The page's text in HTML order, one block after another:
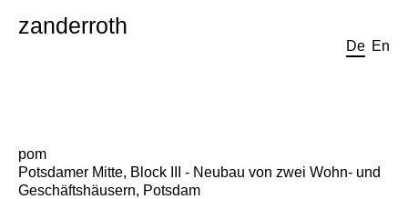
zanderroth
De En
pom
Potsdamer Mitte, Block III - Neubau von zwei Wohn- und
Geschäftshäusern, Potsdam